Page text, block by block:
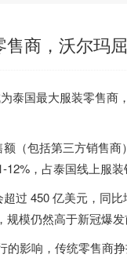
商，沃尔玛
泰国最大服装零售商
（包括第三方销售商
，占泰国线上服装
过 450 亿美元，同
模仍然高于新冠爆发
影响，传统零售商